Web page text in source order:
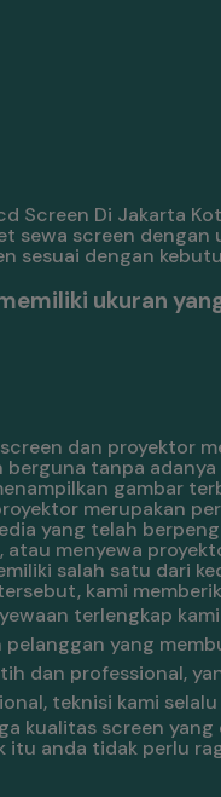
Screen Di Jakarta
sewa screen
sesuai dengan
ukuran
dan proyektor
tanpa
gambar
merupakan
yang telah
menyewa
salah satu dari
kami
terlengkap
yang
dan professional,
teknisi kami
kualitas screen
itu anda tidak perlu